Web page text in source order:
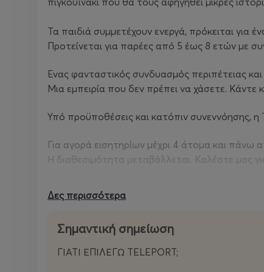
Τα παιδιά συμμετέχουν ενεργά, πρόκειται για
Προτείνεται για παρέες από 5 έως 8 ετών με
Ένας φανταστικός συνδυασμός περιπέτειας
Μια εμπειρία που δεν πρέπει να χάσετε. Κάντε
Υπό προϋποθέσεις και κατόπιν συνεννόησης,
Για αγορά εισητηρίων μέχρι 4 άτομα και
Η διαθεσιμότητα μεταβάλλεται. Καλέστε μας
Δες περισσότερα
Σημαντική σημείωση
ΓΙΑΤΙ ΕΠΙΛΕΓΩ TELEPORT;